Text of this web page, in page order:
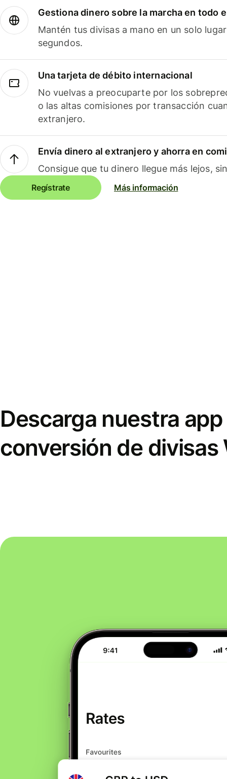
Gestiona dinero sobre la marcha en todo
Mantén tus divisas a mano en un solo
segundos.
Una tarjeta de débito internacional
No vuelvas a preocuparte por los
o las altas comisiones por transacción
extranjero.
Envía dinero al extranjero y ahorra en
Consigue que tu dinero llegue más lejos,
Regístrate Más información
Descarga nuestra
conversión de divisas